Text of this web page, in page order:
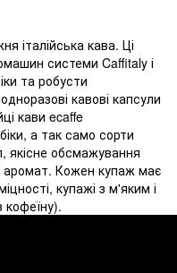
італійська кава. Ці
системи Caffitaly і
та робусти
кавові капсули
кави ecaffe
а так само сорти
якісне обсмажування
аромат. Кожен купаж має
купажі з м'яким і
кофеїну).